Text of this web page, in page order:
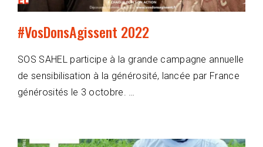
#VosDonsAgissent 2022
SOS SAHEL participe à la grande campagne annuelle
de sensibilisation à la générosité, lancée par France
générosités le 3 octobre. …